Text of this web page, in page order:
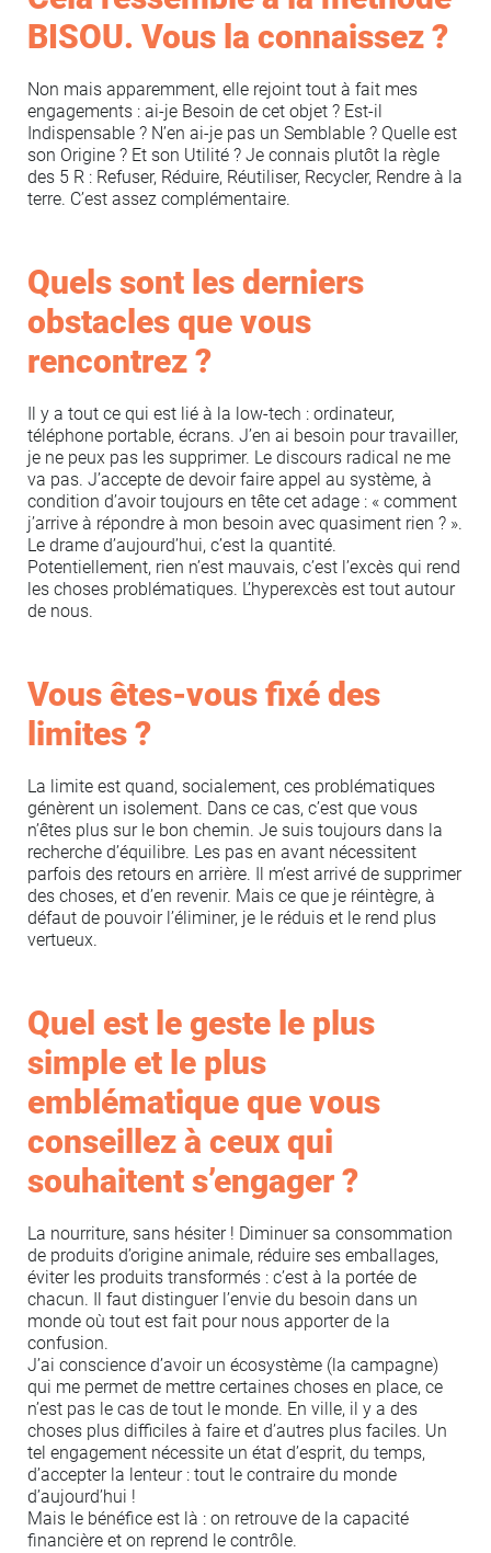
BISOU. Vous la connaissez ?
Non mais apparemment, elle rejoint tout à fait mes
engagements : ai-je Besoin de cet objet ? Est-il
Indispensable ? N’en ai-je pas un Semblable ? Quelle est
son Origine ? Et son Utilité ? Je connais plutôt la règle
des 5 R : Refuser, Réduire, Réutiliser, Recycler, Rendre à la
terre. C’est assez complémentaire.
Quels sont les derniers
obstacles que vous
rencontrez ?
Il y a tout ce qui est lié à la low-tech : ordinateur,
téléphone portable, écrans. J’en ai besoin pour travailler,
je ne peux pas les supprimer. Le discours radical ne me
va pas. J’accepte de devoir faire appel au système, à
condition d’avoir toujours en tête cet adage : « comment
j’arrive à répondre à mon besoin avec quasiment rien ? ».
Le drame d’aujourd’hui, c’est la quantité.
Potentiellement, rien n’est mauvais, c’est l’excès qui rend
les choses problématiques. L’hyperexcès est tout autour
de nous.
Vous êtes-vous fixé des
limites ?
La limite est quand, socialement, ces problématiques
génèrent un isolement. Dans ce cas, c’est que vous
n’êtes plus sur le bon chemin. Je suis toujours dans la
recherche d’équilibre. Les pas en avant nécessitent
parfois des retours en arrière. Il m’est arrivé de supprimer
des choses, et d’en revenir. Mais ce que je réintègre, à
défaut de pouvoir l’éliminer, je le réduis et le rend plus
vertueux.
Quel est le geste le plus
simple et le plus
emblématique que vous
conseillez à ceux qui
souhaitent s’engager ?
La nourriture, sans hésiter ! Diminuer sa consommation
de produits d’origine animale, réduire ses emballages,
éviter les produits transformés : c’est à la portée de
chacun. Il faut distinguer l’envie du besoin dans un
monde où tout est fait pour nous apporter de la
confusion.
J’ai conscience d’avoir un écosystème (la campagne)
qui me permet de mettre certaines choses en place, ce
n’est pas le cas de tout le monde. En ville, il y a des
choses plus difficiles à faire et d’autres plus faciles. Un
tel engagement nécessite un état d’esprit, du temps,
d’accepter la lenteur : tout le contraire du monde
d’aujourd’hui !
Mais le bénéfice est là : on retrouve de la capacité
financière et on reprend le contrôle.